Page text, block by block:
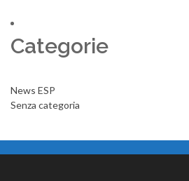
Categorie
News ESP
Senza categoria